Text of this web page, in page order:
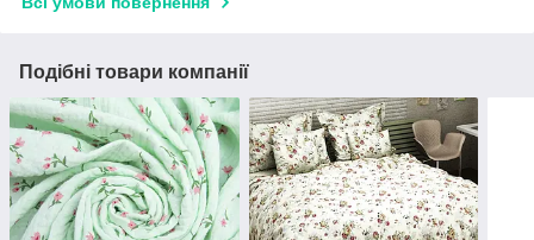
Подібні товари компанії